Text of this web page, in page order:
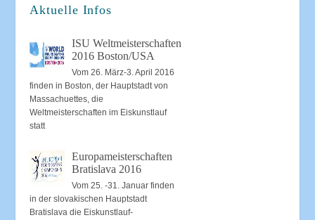
Aktuelle Infos
ISU Weltmeisterschaften
2016 Boston/USA
Vom 26. März-3. April 2016
finden in Boston, der Hauptstadt von
Massachuettes, die
Weltmeisterschaften im Eiskunstlauf
statt
Europameisterschaften
Bratislava 2016
Vom 25. -31. Januar finden
in der slovakischen Hauptstadt
Bratislava die Eiskunstlauf-